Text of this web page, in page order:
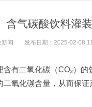
含气碳酸饮料灌
闻 发布日期：2025-02-08
有二氧化碳（CO₂）
氧化碳含量，从而保